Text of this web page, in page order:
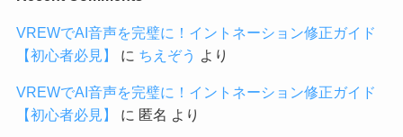
VREWでAI音声を完璧に！イントネーション修正ガイド
【初心者必見】
に ちえぞう より
VREWでAI音声を完璧に！イントネーション修正ガイド
【初心者必見】
に 匿名 より